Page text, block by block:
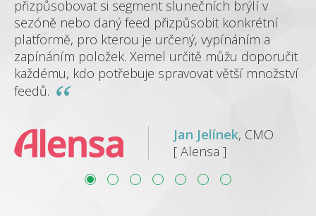
přizpůsobovat si segment slunečních brýlí v
sezóně nebo daný feed přizpůsobit konkrétní
platformě, pro kterou je určený, vypínáním a
zapínáním položek. Xemel určitě můžu doporučit
každému, kdo potřebuje spravovat větší množství
feedů.
Jan Jelínek, CMO
[ Alensa ]